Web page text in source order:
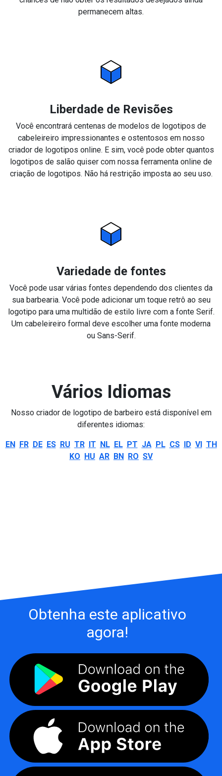
permanecem altas.
Liberdade de Revisões
Você encontrará centenas de modelos de logotipos de
cabeleireiro impressionantes e ostentosos em nosso
criador de logotipos online. E sim, você pode obter quantos
logotipos de salão quiser com nossa ferramenta online de
criação de logotipos. Não há restrição imposta ao seu uso.
Variedade de fontes
Você pode usar várias fontes dependendo dos clientes da
sua barbearia. Você pode adicionar um toque retrô ao seu
logotipo para uma multidão de estilo livre com a fonte Serif.
Um cabeleireiro formal deve escolher uma fonte moderna
ou Sans-Serif.
Vários Idiomas
Nosso criador de logotipo de barbeiro está disponível em
diferentes idiomas:
EN FR DE ES RU TR IT NL EL PT JA PL CS ID VI TH
KO HU AR BN RO SV
Obtenha este aplicativo
agora!